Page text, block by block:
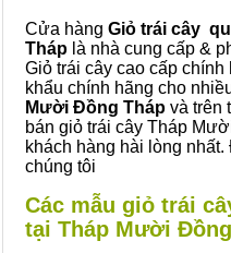
Cửa hàng Giỏ trái cây
Tháp là nhà cung cấp &
Giỏ trái cây cao cấp
khẩu chính hãng cho
Mười Đồng Tháp và trên
bán giỏ trái cây Tháp
khách hàng hài lòng
chúng tôi
Các mẫu giỏ trái
tại Tháp Mười